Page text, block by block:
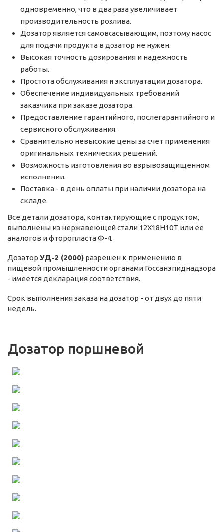
одновременно, что в два раза увеличивает
производительность розлива.
Дозатор является самовсасывающим, поэтому насос
для подачи продукта в дозатор не нужен.
Высокая точность дозирования и надежность
работы.
Простота обслуживания и эксплуатации дозатора.
Обеспечение индивидуальных требований
заказчика при заказе дозатора.
Предоставление гарантийного, послегарантийного и
сервисного обслуживания.
Сравнительно невысокие цены за счет применения
оригинальных технических решений.
Возможность изготовления во взрывозащищенном
исполнении.
Поставка - в день оплаты при наличии дозатора на
складе.
Все детали дозатора, контактирующие с продуктом,
выполнены из нержавеющей стали 12Х18Н10Т или ее
аналогов и фторопласта Ф-4.
Дозатор УД-2 (2000) разрешен к применению в
пищевой промышленности органами Госсанэпиднадзора
- имеется декларация соответствия.
Срок выполнения заказа на дозатор - от двух до пяти
недель.
Дозатор поршневой